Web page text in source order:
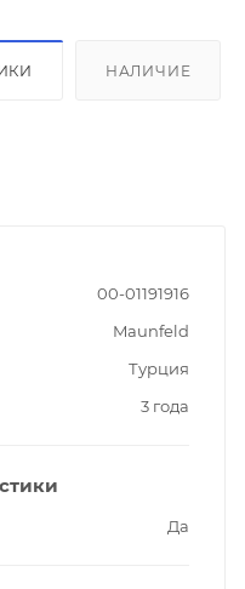
НАЛИЧИЕ
00-01191916
Maunfeld
Турция
3 года
Да